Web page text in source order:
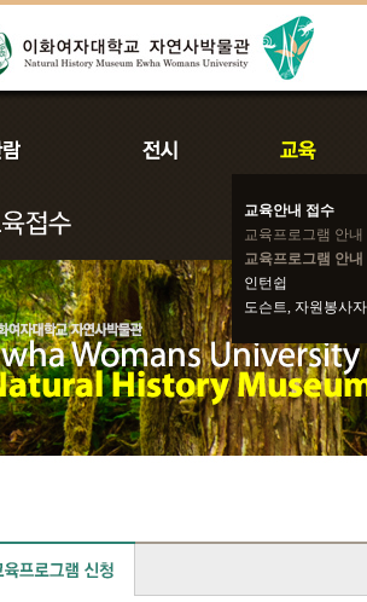
교육안내 접수
교육프로그램 안내
교육프로그램 안내
인턴쉽
도슨트, 자원봉사자